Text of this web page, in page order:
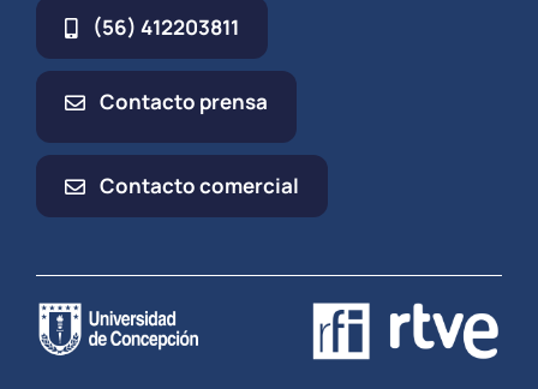
(56) 412203811
Contacto prensa
Contacto comercial